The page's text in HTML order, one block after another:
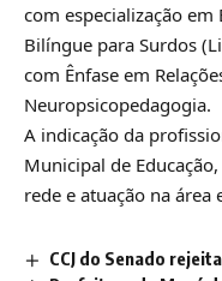
com especialização em
Bilíngue para Surdos
com Ênfase em
Neuropsicopedagogia.
A indicação da
Municipal de
rede e atuação na área
CCJ do Senado